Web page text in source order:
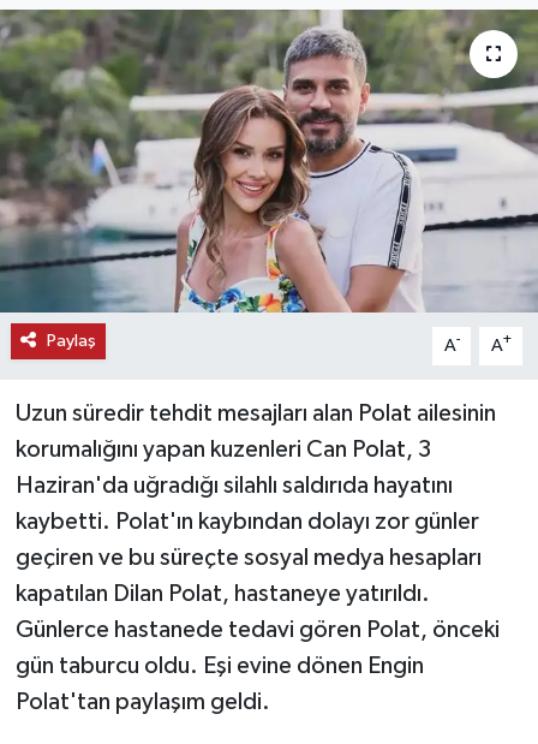
Paylaş A- A+
Uzun süredir tehdit mesajları alan Polat ailesinin
korumalığını yapan kuzenleri Can Polat, 3
Haziran'da uğradığı silahlı saldırıda hayatını
kaybetti. Polat'ın kaybından dolayı zor günler
geçiren ve bu süreçte sosyal medya hesapları
kapatılan Dilan Polat, hastaneye yatırıldı.
Günlerce hastanede tedavi gören Polat, önceki
gün taburcu oldu. Eşi evine dönen Engin
Polat'tan paylaşım geldi.
ÖZEL HABER
SAĞLIK
SPOR
TEKNOLOJİ
TİCARET
YAŞAM